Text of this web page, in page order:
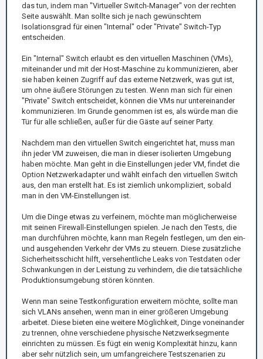
das tun, indem man "Virtueller Switch-Manager" von der rechten
Seite auswählt. Man sollte sich je nach gewünschtem
Isolationsgrad für einen "Internal" oder "Private" Switch-Typ
entscheiden.
Ein "Internal" Switch erlaubt es den virtuellen Maschinen (VMs),
miteinander und mit der Host-Maschine zu kommunizieren, aber
sie haben keinen Zugriff auf das externe Netzwerk, was gut ist,
um ohne äußere Störungen zu testen. Wenn man sich für einen
"Private" Switch entscheidet, können die VMs nur untereinander
kommunizieren. Im Grunde genommen ist es, als würde man die
Tür für alle schließen, außer für die Gäste auf seiner Party.
Nachdem man den virtuellen Switch eingerichtet hat, muss man
ihn jeder VM zuweisen, die man in dieser isolierten Umgebung
haben möchte. Man geht in die Einstellungen jeder VM, findet die
Option Netzwerkadapter und wählt einfach den virtuellen Switch
aus, den man erstellt hat. Es ist ziemlich unkompliziert, sobald
man in den VM-Einstellungen ist.
Um die Dinge etwas zu verfeinern, möchte man möglicherweise
mit seinen Firewall-Einstellungen spielen. Je nach den Tests, die
man durchführen möchte, kann man Regeln festlegen, um den ein-
und ausgehenden Verkehr der VMs zu steuern. Diese zusätzliche
Sicherheitsschicht hilft, versehentliche Leaks von Testdaten oder
Schwankungen in der Leistung zu verhindern, die die tatsächliche
Produktionsumgebung stören könnten.
Wenn man seine Testkonfiguration erweitern möchte, sollte man
sich VLANs ansehen, wenn man in einer größeren Umgebung
arbeitet. Diese bieten eine weitere Möglichkeit, Dinge voneinander
zu trennen, ohne verschiedene physische Netzwerksegmente
einrichten zu müssen. Es fügt ein wenig Komplexität hinzu, kann
aber sehr nützlich sein, um umfangreichere Testszenarien zu